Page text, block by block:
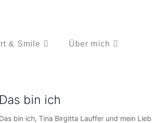
& Smile Über mich
bin ich
bin ich, Tina Birgitta Lauffer und mein